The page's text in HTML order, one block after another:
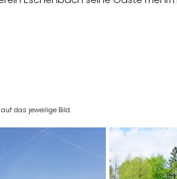
das jeweilige Bild.